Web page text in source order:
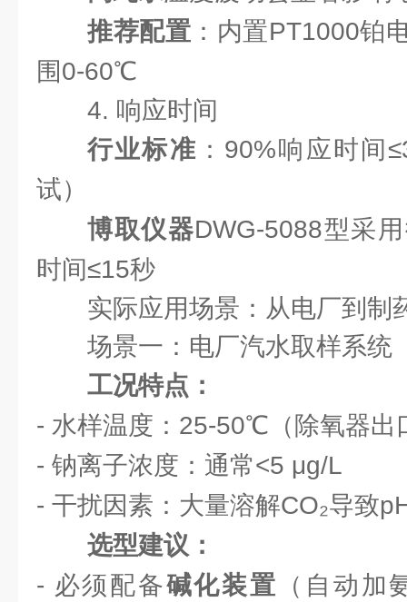
推荐配置 ：内置PT1000铂
围0-60℃
4. 响应时间
行业标准 ：90%响应时间
试）
博取仪器DWG-5088型采
时间≤15秒
实际应用场景：从电厂到制
场景一：电厂汽水取样系统
工况特点：
- 水样温度：25-50℃（除氧器出
- 钠离子浓度：通常<5 μg/L
- 干扰因素：大量溶解CO₂导致
选型建议：
- 必须配备碱化装置 （自动加